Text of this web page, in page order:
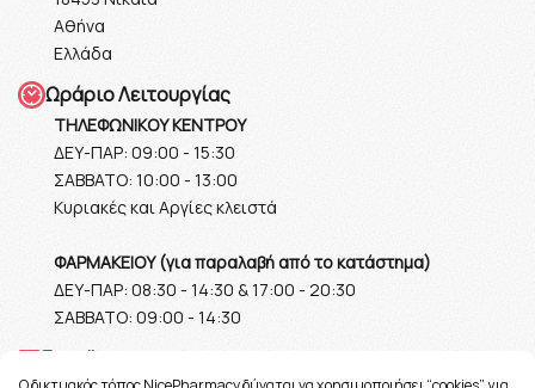
Αθήνα
Ελλάδα
Ωράριο Λειτουργίας
ΤΗΛΕΦΩΝΙΚΟΥ ΚΕΝΤΡΟΥ
ΔΕΥ-ΠΑΡ: 09:00 - 15:30
ΣΑΒΒΑΤΟ: 10:00 - 13:00
Κυριακές και Αργίες κλειστά
ΦΑΡΜΑΚΕΙΟΥ (για παραλαβή από το κατάστημα)
ΔΕΥ-ΠΑΡ: 08:30 - 14:30 & 17:00 - 20:30
ΣΑΒΒΑΤΟ: 09:00 - 14:30
Ε-mail